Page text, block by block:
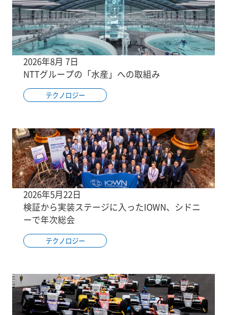
2026年8月 7日
NTTグループの「水産」への取組み
テクノロジー
2026年5月22日
検証から実装ステージに入ったIOWN、シドニ
ーで年次総会
テクノロジー